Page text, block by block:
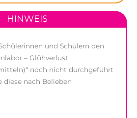
HINWEIS
und Schülern den
– Glühverlust
noch nicht durchgeführt
diese nach Belieben